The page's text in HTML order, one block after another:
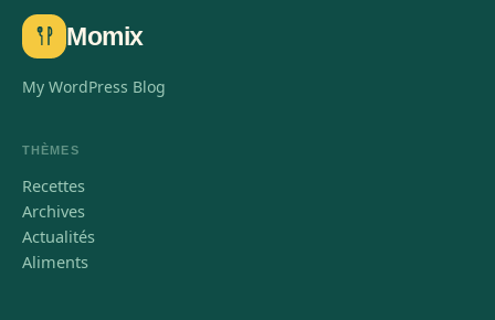
Momix
My WordPress Blog
THÈMES
Recettes
Archives
Actualités
Aliments